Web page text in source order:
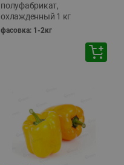
полуфабрикат,
охлажденный 1 кг
фасовка: 1-2кг